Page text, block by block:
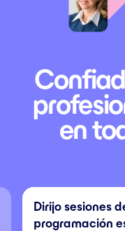
en
Dirijo sesiones
programación